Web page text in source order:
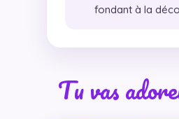
fondant à la
Tu vas